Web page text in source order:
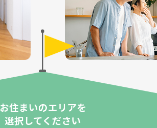
お住まいのエリアを
選択してください